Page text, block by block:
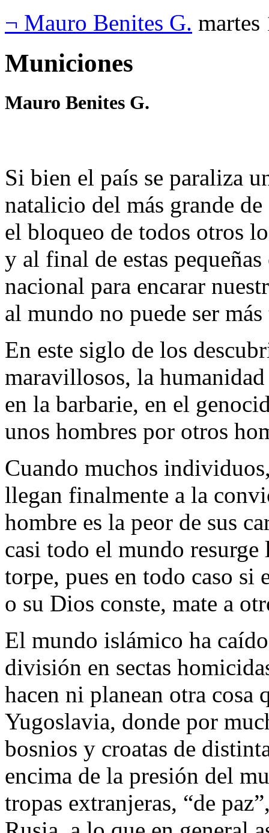
¬ Mauro Benites G.
Municiones
Mauro Benites G.
Si bien el país se paraliza
natalicio del más grande
el bloqueo de todos otros
y al final de estas
nacional para encarar
al mundo no puede ser
En este siglo de los
maravillosos, la
en la barbarie, en el
unos hombres por otros
Cuando muchos
llegan finalmente a la
hombre es la peor de sus
casi todo el mundo resurge
torpe, pues en todo caso si
o su Dios conste, mate a
El mundo islámico ha
división en sectas
hacen ni planean otra cosa
Yugoslavia, donde por
bosnios y croatas de
encima de la presión del
tropas extranjeras, “de